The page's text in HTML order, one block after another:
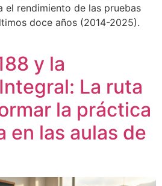
el rendimiento de las pruebas
doce años (2014-2025).
y la
La ruta
la práctica
en las aulas de